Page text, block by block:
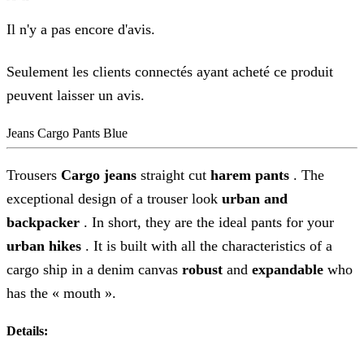
Il n'y a pas encore d'avis.
Seulement les clients connectés ayant acheté ce produit
peuvent laisser un avis.
Jeans Cargo Pants Blue
Trousers Cargo jeans straight cut harem pants . The
exceptional design of a trouser look urban and
backpacker . In short, they are the ideal pants for your
urban hikes . It is built with all the characteristics of a
cargo ship in a denim canvas robust and expandable who
has the « mouth ».
Details: